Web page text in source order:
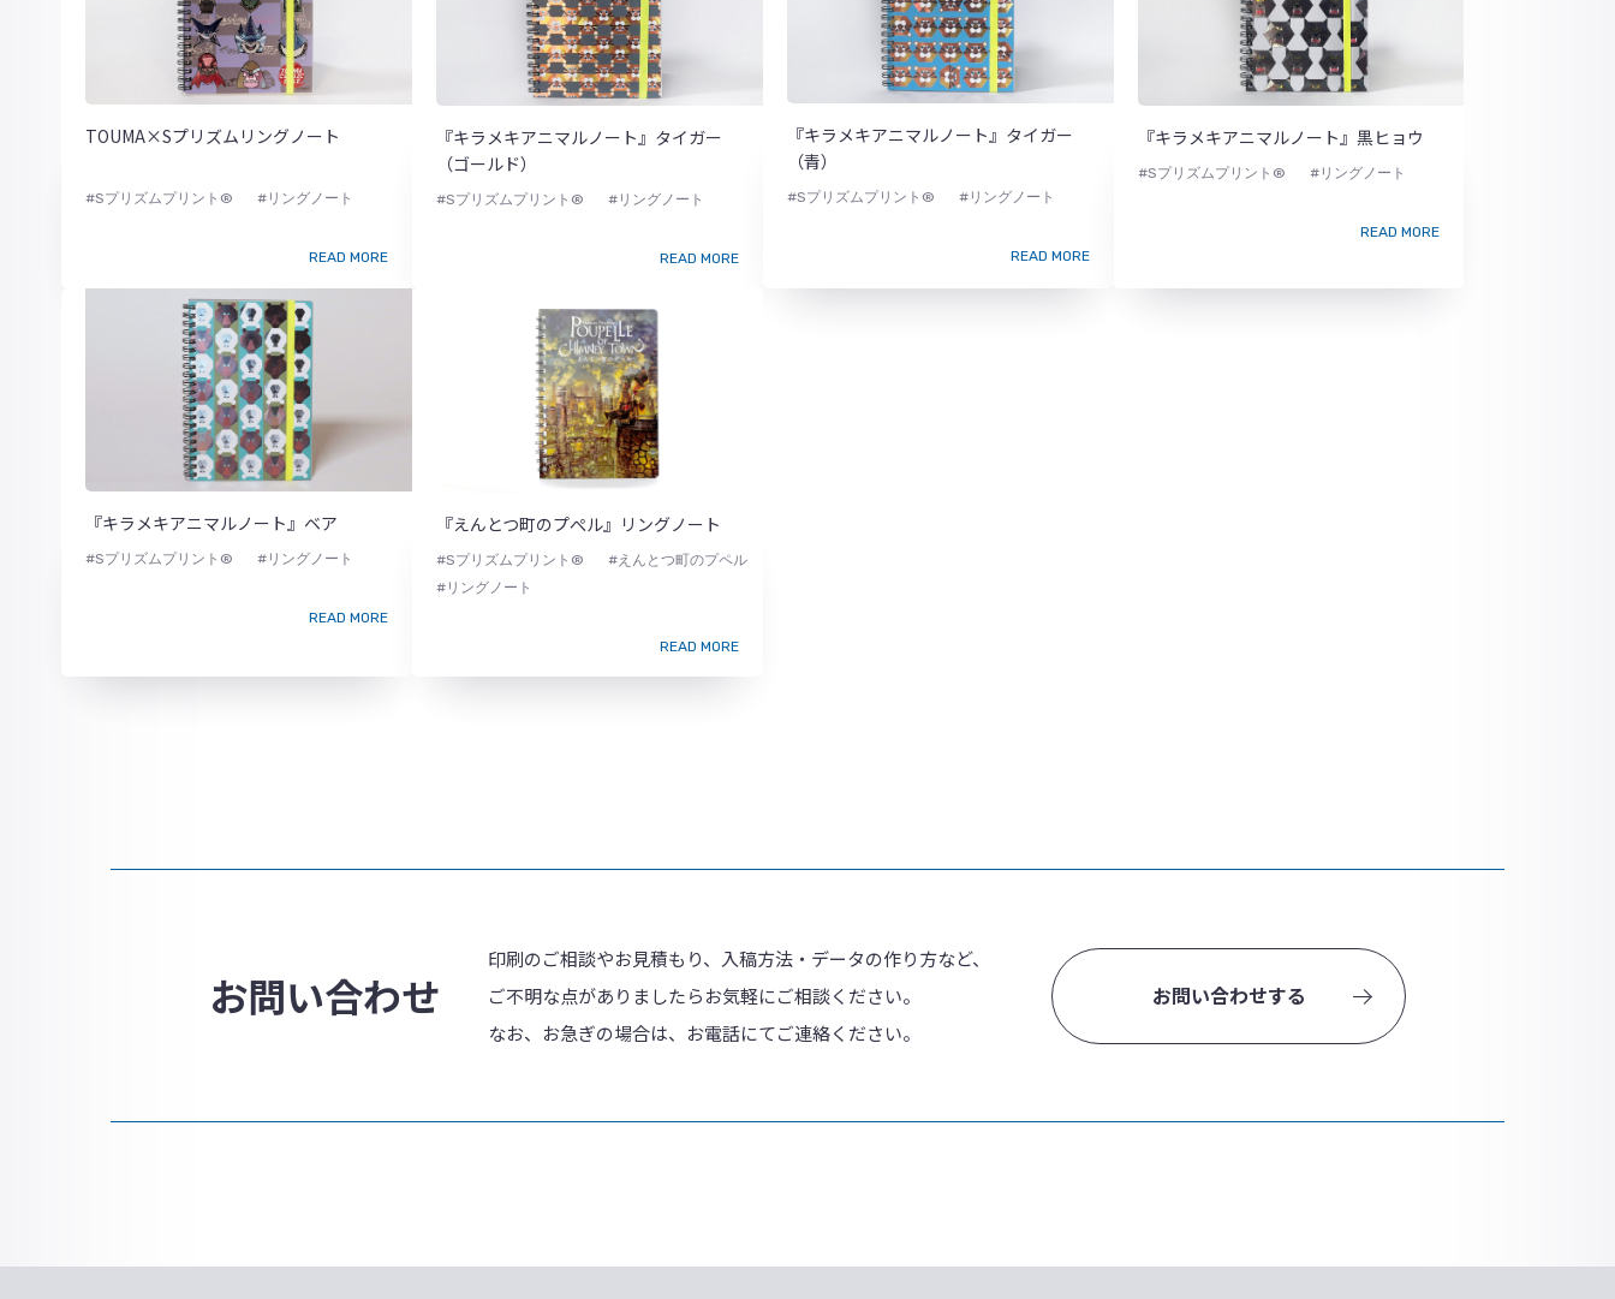
TOUMA×Sプリズムリングノート
#Sプリズムプリント® #リングノート
READ MORE
『キラメキアニマルノート』タイガー
（ゴールド）
#Sプリズムプリント® #リングノート
READ MORE
『キラメキアニマルノート』タイガー
（青）
#Sプリズムプリント® #リングノート
READ MORE
『キラメキアニマルノート』黒ヒョウ
#Sプリズムプリント® #リングノート
READ MORE
『キラメキアニマルノート』ベア
#Sプリズムプリント® #リングノート
READ MORE
『えんとつ町のプぺル』リングノート
#Sプリズムプリント®
#えんとつ町のプペル
#リングノート
READ MORE
お問い合わせ
印刷のご相談やお見積もり、入稿方法・データの作り方など、
ご不明な点がありましたらお気軽にご相談ください。
なお、お急ぎの場合は、お電話にてご連絡ください。
お問い合わせする